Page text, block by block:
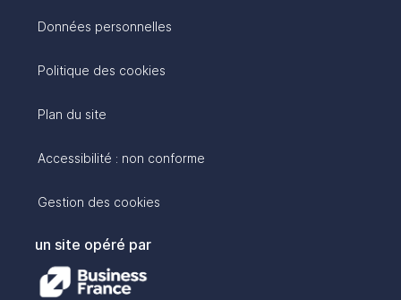
Données personnelles
Politique des cookies
Plan du site
Accessibilité : non conforme
Gestion des cookies
un site opéré par